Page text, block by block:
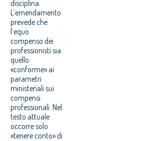
disciplina.
L’emendamento
prevede che
l’equo
compenso dei
professionisti sia
quello
«conforme» ai
parametri
ministeriali sui
compensi
professionali. Nel
testo attuale
occorre solo
«tenere conto» di